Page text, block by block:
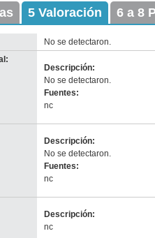
2010
tamaño original
5 Valoración 6 a 8
No se detectaron.
Descripción:
No se detectaron.
Fuentes:
nc
Descripción:
No se detectaron.
Fuentes:
nc
Descripción:
nc